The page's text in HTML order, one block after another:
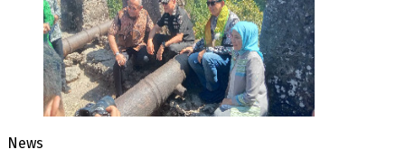
News